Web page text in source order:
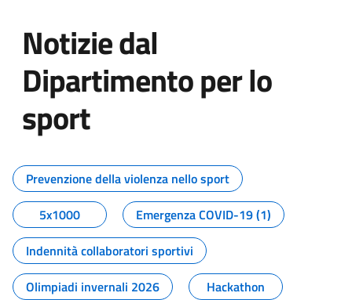
Notizie dal
Dipartimento per lo
sport
Tutti i contenuti della pagina
Prevenzione della violenza nello sport
5x1000
Emergenza COVID-19 (1)
Indennità collaboratori sportivi
Olimpiadi invernali 2026
Hackathon